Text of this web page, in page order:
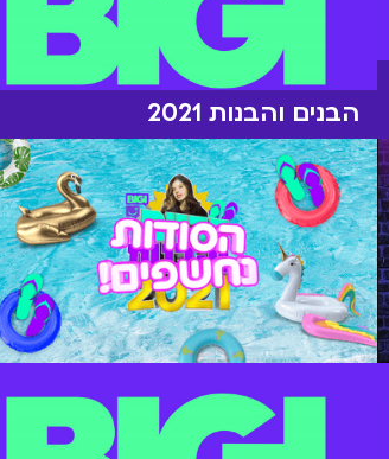
הבנים והבנות 2021